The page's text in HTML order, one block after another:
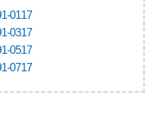
0117
0317
0517
0717